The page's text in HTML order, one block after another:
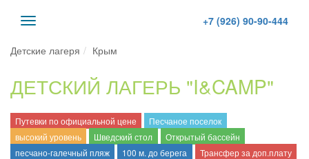
Toggle
+7 (926) 90-90-444
Детские лагеря Крым
ДЕТСКИЙ ЛАГЕРЬ "I&CAMP"
Путевки по официальной цене
Песчаное поселок
высокий уровень
Шведский стол
Открытый бассейн
песчано-галечный пляж
100 м. до берега Трансфер за доп.плату